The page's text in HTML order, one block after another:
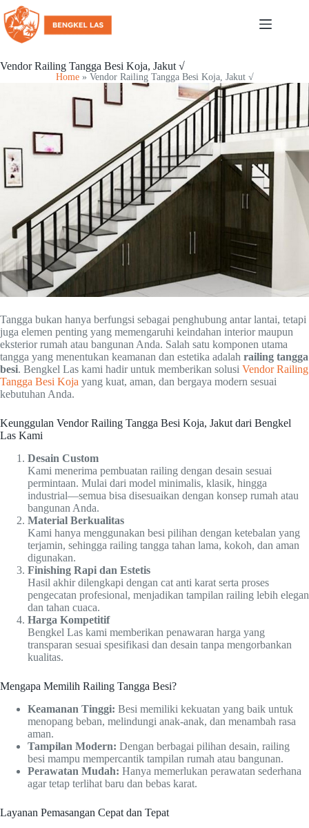
Vendor Railing Tangga Besi Koja, Jakut √
Home» Vendor Railing Tangga Besi Koja, Jakut √
Tangga bukan hanya berfungsi sebagai penghubung antar lantai, tetapi
juga elemen penting yang memengaruhi keindahan interior maupun
eksterior rumah atau bangunan Anda. Salah satu komponen utama
tangga yang menentukan keamanan dan estetika adalah railing tangga
besi. Bengkel Las kami hadir untuk memberikan solusi Vendor Railing
Tangga Besi Koja yang kuat, aman, dan bergaya modern sesuai
kebutuhan Anda.
Keunggulan Vendor Railing Tangga Besi Koja, Jakut dari Bengkel
Las Kami
Desain Custom
Kami menerima pembuatan railing dengan desain sesuai
permintaan. Mulai dari model minimalis, klasik, hingga
industrial—semua bisa disesuaikan dengan konsep rumah atau
bangunan Anda.
Material Berkualitas
Kami hanya menggunakan besi pilihan dengan ketebalan yang
terjamin, sehingga railing tangga tahan lama, kokoh, dan aman
digunakan.
Finishing Rapi dan Estetis
Hasil akhir dilengkapi dengan cat anti karat serta proses
pengecatan profesional, menjadikan tampilan railing lebih elegan
dan tahan cuaca.
Harga Kompetitif
Bengkel Las kami memberikan penawaran harga yang
transparan sesuai spesifikasi dan desain tanpa mengorbankan
kualitas.
Mengapa Memilih Railing Tangga Besi?
Keamanan Tinggi: Besi memiliki kekuatan yang baik untuk
menopang beban, melindungi anak-anak, dan menambah rasa
aman.
Tampilan Modern: Dengan berbagai pilihan desain, railing
besi mampu mempercantik tampilan rumah atau bangunan.
Perawatan Mudah: Hanya memerlukan perawatan sederhana
agar tetap terlihat baru dan bebas karat.
Layanan Pemasangan Cepat dan Tepat